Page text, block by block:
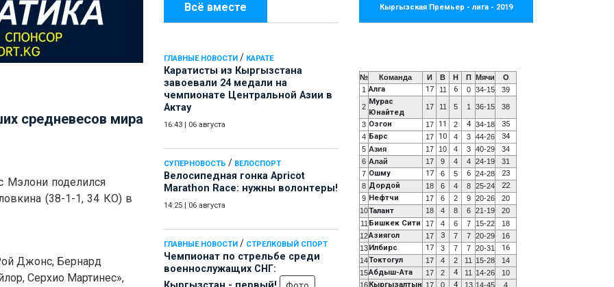
Всё вместе
ГЛАВНЫЕ НОВОСТИ / КАРАТЕ
Каратисты из Кыргызстана
завоевали 24 медали на
чемпионате Центральной Азии в
Актау
16:43 06 августа
СУПЕРНОВОСТЬ / ВЕЛОСПОРТ
Велосипедная гонка Apricot
Marathon Race: нужны волонтеры!
14:25 06 августа
ГЛАВНЫЕ НОВОСТИ / СТРЕЛКОВЫЙ СПОРТ
Чемпионат по стрельбе среди
военнослужащих СНГ:
средневесов мира
Мэлони поделился
(38-1-1, 34 КО) в
Джонс, Бернард
Серхио Мартинес»,
Кыргызская Премьер - лига - 2019
№ Команда И В Н П Мячи
О
1 Алга 17 11 6 0 34-15 39
2
Мурас
Юнайтед
17 11 5 1 36-15 38
3 Озгон 17 11 2 4 34-18 35
4 Барс 17 10 4 3 44-26 34
5 Азия 17 10 4 3 40-29
34
6 Алай 17 9 4 4 24-19
31
7 Ошму 17 6 5 6 24-28 23
8 Дордой 18 6 4 8 25-24 22
9 Нефтчи 17 6 2 9 20-26
20
10Талант 18 4 8 6 21-19
20
11 Бишкек Сити 17 4 6 7 15-22
18
12Азиягол 17 3 7 7 20-29
16
13 Илбирс 17 3 7 7 20-31 16
14Токтогул 17 4 2 11 15-28
14
15Абдыш-Ата 17 2 4 11 14-26
10
16 Кыргызалтын 17 0 4 13 14-45 4